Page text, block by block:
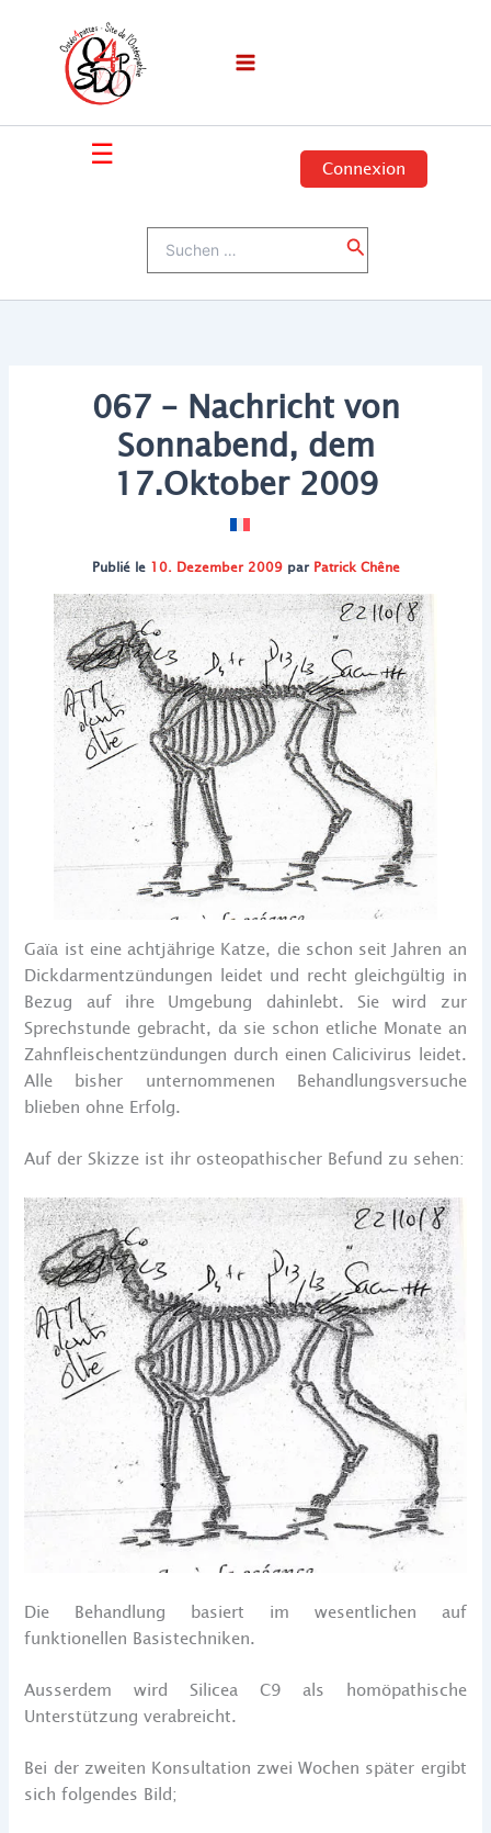
springen
☰ Connexion
nach:
Suchen
067 – Nachricht von
Sonnabend, dem
17.Oktober 2009
Publié le 10. Dezember 2009par Patrick Chêne
Gaïa ist eine achtjährige Katze, die schon seit Jahren an
Dickdarmentzündungen leidet und recht gleichgültig in
Bezug auf ihre Umgebung dahinlebt. Sie wird zur
Sprechstunde gebracht, da sie schon etliche Monate an
Zahnfleischentzündungen durch einen Calicivirus leidet.
Alle bisher unternommenen Behandlungsversuche
blieben ohne Erfolg.
Auf der Skizze ist ihr osteopathischer Befund zu sehen:
Die Behandlung basiert im wesentlichen auf
funktionellen Basistechniken.
Ausserdem wird Silicea C9 als homöpathische
Unterstützung verabreicht.
Bei der zweiten Konsultation zwei Wochen später ergibt
sich folgendes Bild;